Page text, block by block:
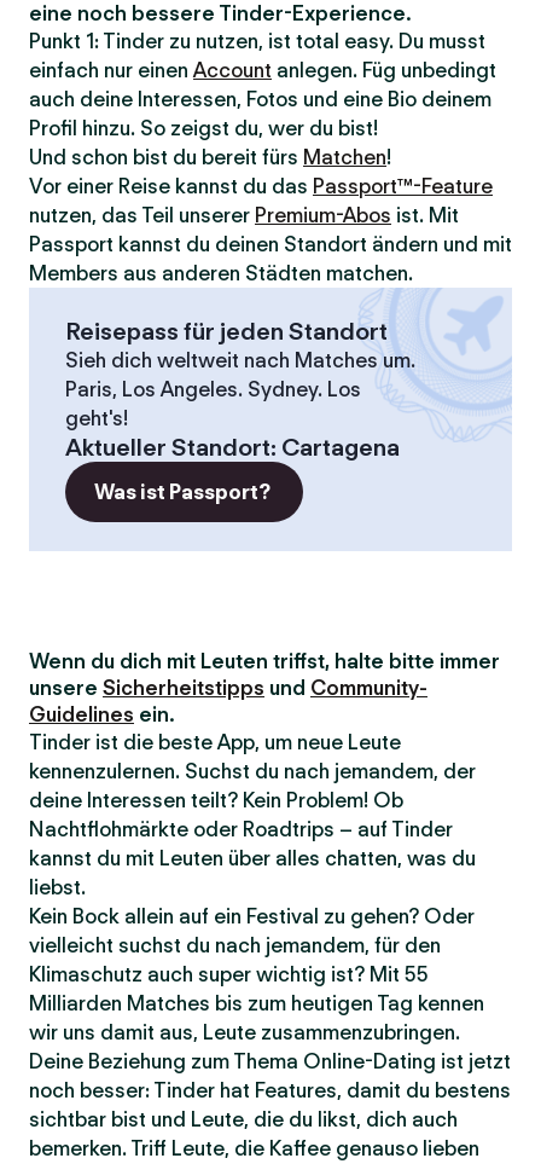
eine noch bessere Tinder-Experience.
Punkt 1: Tinder zu nutzen, ist total easy. Du musst
einfach nur einenAccount anlegen. Füg unbedingt
auch deine Interessen, Fotos und eine Bio deinem
Profil hinzu. So zeigst du, wer du bist!
Und schon bist du bereit fürs Matchen!
Vor einer Reise kannst du das Passport™-Feature
nutzen, das Teil unserer Premium-Abos ist. Mit
Passport kannst du deinen Standort ändern und mit
Members aus anderen Städten matchen.
Reisepass für jeden Standort
Sieh dich weltweit nach Matches um.
Paris, Los Angeles. Sydney. Los
geht's!
Aktueller Standort: Cartagena
Was ist Passport?
Wenn du dich mit Leuten triffst, halte bitte immer
unsere Sicherheitstipps und Community-
Guidelines ein.
Tinder ist die beste App, um neue Leute
kennenzulernen. Suchst du nach jemandem, der
deine Interessen teilt? Kein Problem! Ob
Nachtflohmärkte oder Roadtrips – auf Tinder
kannst du mit Leuten über alles chatten, was du
liebst.
Kein Bock allein auf ein Festival zu gehen? Oder
vielleicht suchst du nach jemandem, für den
Klimaschutz auch super wichtig ist? Mit 55
Milliarden Matches bis zum heutigen Tag kennen
wir uns damit aus, Leute zusammenzubringen.
Deine Beziehung zum Thema Online-Dating ist jetzt
noch besser: Tinder hat Features, damit du bestens
sichtbar bist und Leute, die du likst, dich auch
bemerken. Triff Leute, die Kaffee genauso lieben